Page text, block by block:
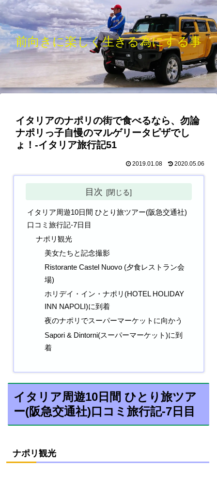
前向きに楽しく生きる為にする事
イタリアのナポリの街で食べるなら、勿論
ナポリっ子自慢のマルゲリータピザでし
ょ！-イタリア旅行記51
2019.01.08 2020.05.06
目次
イタリア周遊10日間 ひとり旅ツアー(阪急交通社)
口コミ旅行記-7日目
ナポリ観光
美女たちと記念撮影
Ristorante Castel Nuovo (夕食レストラン会
場)
ホリデイ・イン・ナポリ(HOTEL HOLIDAY
INN NAPOLI)に到着
夜のナポリでスーパーマーケットに向かう
Sapori & Dintorni(スーパーマーケット)に到
着
イタリア周遊10日間 ひとり旅ツア
ー(阪急交通社)口コミ旅行記-7日目
ナポリ観光